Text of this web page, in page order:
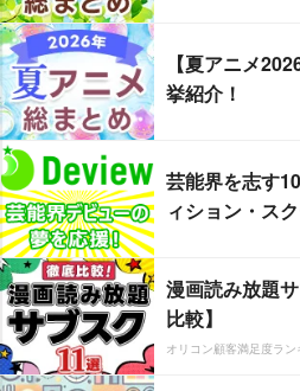
【夏アニメ
挙紹介！
芸能界を志す
ィション・ス
漫画読み放題
比較】
オリコン顧客満足度ラン